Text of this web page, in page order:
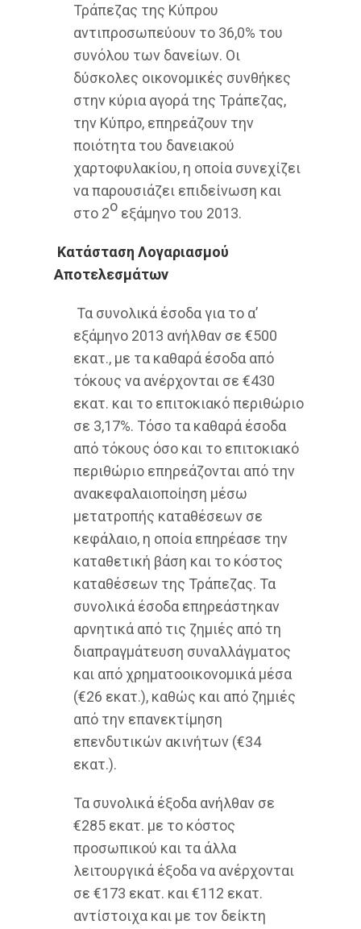
Τράπεζας της Κύπρου
αντιπροσωπεύουν το 36,0% του
συνόλου των δανείων. Οι
δύσκολες οικονομικές συνθήκες
στην κύρια αγορά της Τράπεζας,
την Κύπρο, επηρεάζουν την
ποιότητα του δανειακού
χαρτοφυλακίου, η οποία συνεχίζει
να παρουσιάζει επιδείνωση και
στο 2ο εξάμηνο του 2013.
Κατάσταση Λογαριασμού
Αποτελεσμάτων
Τα συνολικά έσοδα για το α’
εξάμηνο 2013 ανήλθαν σε €500
εκατ., με τα καθαρά έσοδα από
τόκους να ανέρχονται σε €430
εκατ. και το επιτοκιακό περιθώριο
σε 3,17%. Τόσο τα καθαρά έσοδα
από τόκους όσο και το επιτοκιακό
περιθώριο επηρεάζονται από την
ανακεφαλαιοποίηση μέσω
μετατροπής καταθέσεων σε
κεφάλαιο, η οποία επηρέασε την
καταθετική βάση και το κόστος
καταθέσεων της Τράπεζας. Τα
συνολικά έσοδα επηρεάστηκαν
αρνητικά από τις ζημιές από τη
διαπραγμάτευση συναλλάγματος
και από χρηματοοικονομικά μέσα
(€26 εκατ.), καθώς και από ζημιές
από την επανεκτίμηση
επενδυτικών ακινήτων (€34
εκατ.).
Τα συνολικά έξοδα ανήλθαν σε
€285 εκατ. με το κόστος
προσωπικού και τα άλλα
λειτουργικά έξοδα να ανέρχονται
σε €173 εκατ. και €112 εκατ.
αντίστοιχα και με τον δείκτη